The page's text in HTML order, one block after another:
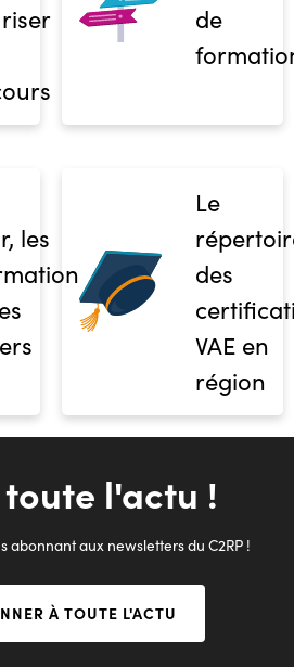
de
les
Le
des
VAE en
région
l'actu !
abonnant aux newsletters du C2RP !
À TOUTE L'ACTU